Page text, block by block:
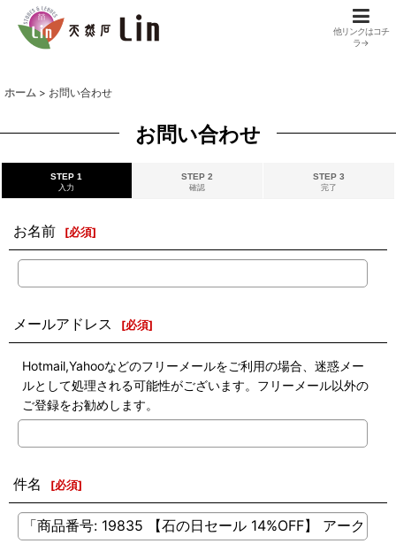
他リンクはコチ
ラ→
ホーム > お問い合わせ
お問い合わせ
STEP 1
入力
STEP 2
確認
STEP 3
完了
お名前 [必須]
メールアドレス [必須]
Hotmail,Yahooなどのフリーメールをご利用の場合、迷惑メー
ルとして処理される可能性がございます。フリーメール以外の
ご登録をお勧めします。
件名 [必須]